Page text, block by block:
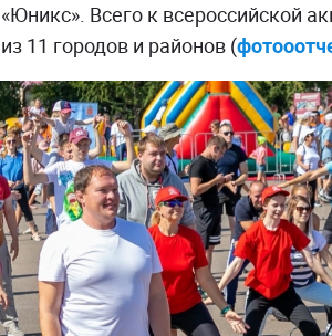
«Юникс». Всего к всероссийской
из 11 городов и районов (